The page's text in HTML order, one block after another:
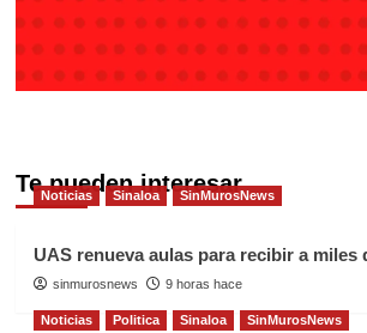
Te pueden interesar
Noticias Sinaloa SinMurosNews
UAS renueva aulas para recibir a miles
sinmurosnews 9 horas hace
Noticias Politica Sinaloa SinMurosNews